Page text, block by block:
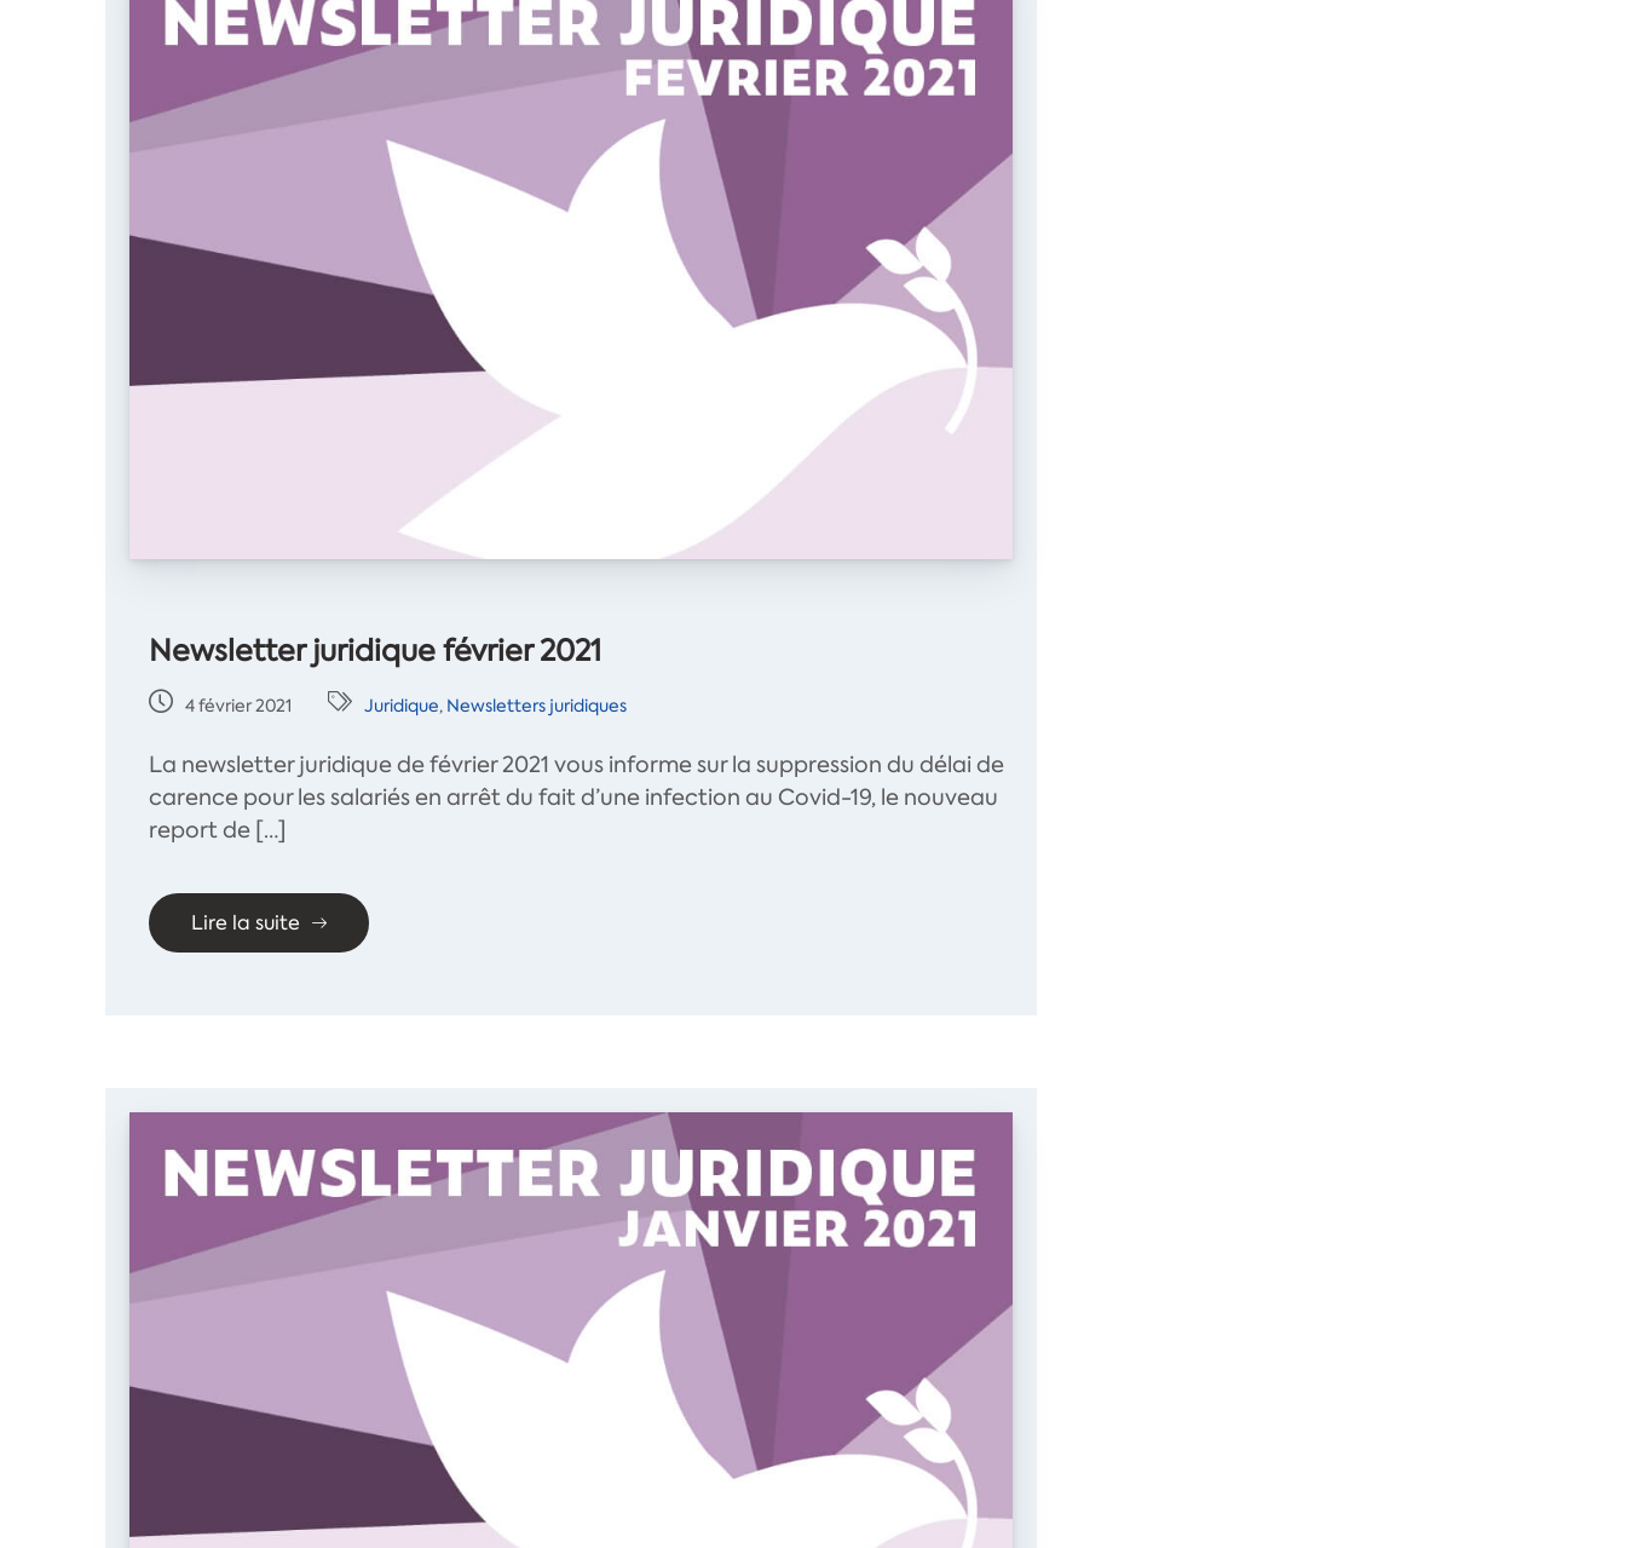
Newsletter juridique février 2021
4 février 2021 Juridique, Newsletters juridiques
La newsletter juridique de février 2021 vous informe sur la suppression du délai de
carence pour les salariés en arrêt du fait d’une infection au Covid-19, le nouveau
report de […]
Lire la suite